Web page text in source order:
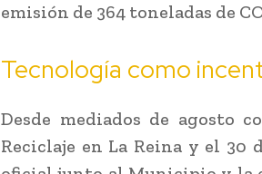
emisión de 364 toneladas de
Tecnología como
Desde mediados de agosto
Reciclaje en La Reina y el 30